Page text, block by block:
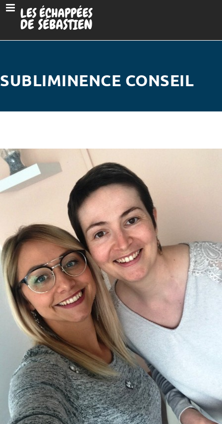
SUBLIMINENCE CONSEIL